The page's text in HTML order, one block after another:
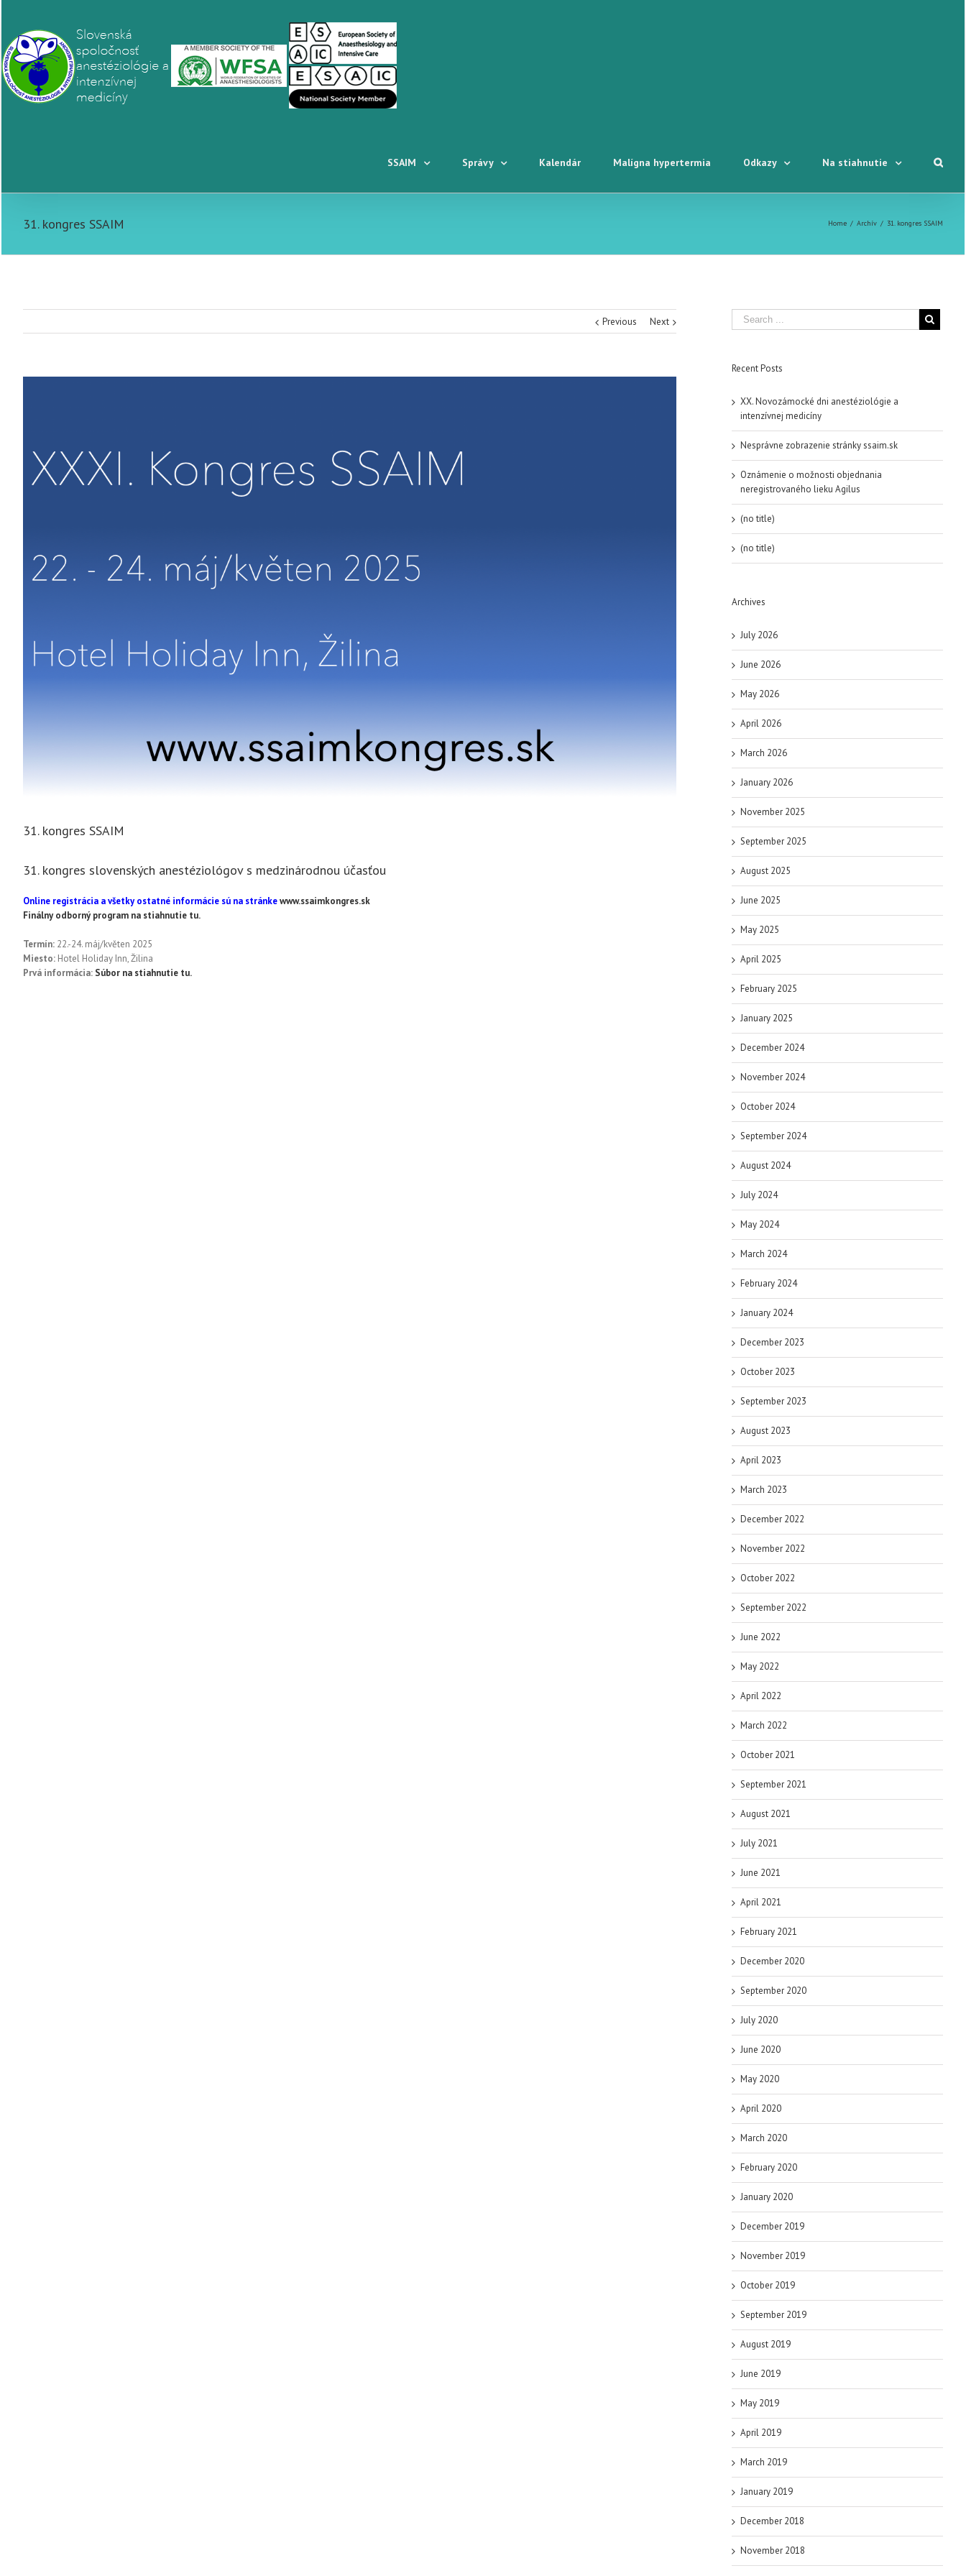
SSAIM Správy Kalendár Malígna hypertermia Odkazy Na stiahnutie
31. kongres SSAIM Home / Archív / 31. kongres SSAIM
Previous Next
31. kongres SSAIM
31. kongres slovenských anestéziológov s medzinárodnou účasťou
Online registrácia a všetky ostatné informácie sú na stránkewww.ssaimkongres.sk
Finálny odborný program na stiahnutie tu.
Termín: 22.-24. máj/květen 2025
Miesto: Hotel Holiday Inn, Žilina
Prvá informácia: Súbor na stiahnutie tu.
Recent Posts
XX. Novozámocké dni anestéziológie a
intenzívnej medicíny
Nesprávne zobrazenie stránky ssaim.sk
Oznámenie o možnosti objednania
neregistrovaného lieku Agilus
(no title)
(no title)
Archives
July 2026
June 2026
May 2026
April 2026
March 2026
January 2026
November 2025
September 2025
August 2025
June 2025
May 2025
April 2025
February 2025
January 2025
December 2024
November 2024
October 2024
September 2024
August 2024
July 2024
May 2024
March 2024
February 2024
January 2024
December 2023
October 2023
September 2023
August 2023
April 2023
March 2023
December 2022
November 2022
October 2022
September 2022
June 2022
May 2022
April 2022
March 2022
October 2021
September 2021
August 2021
July 2021
June 2021
April 2021
February 2021
December 2020
September 2020
July 2020
June 2020
May 2020
April 2020
March 2020
February 2020
January 2020
December 2019
November 2019
October 2019
September 2019
August 2019
June 2019
May 2019
April 2019
March 2019
January 2019
December 2018
November 2018